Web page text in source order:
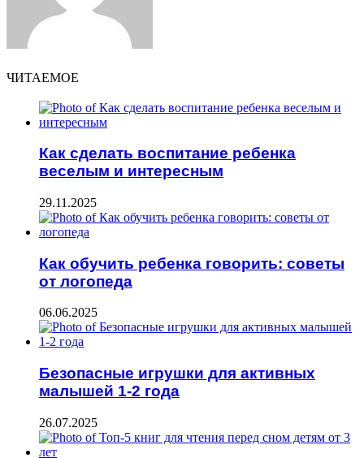
ЧИТАЕМОЕ
Как сделать воспитание ребенка
веселым и интересным
29.11.2025
Как обучить ребенка говорить: советы
от логопеда
06.06.2025
Безопасные игрушки для активных
малышей 1-2 года
26.07.2025